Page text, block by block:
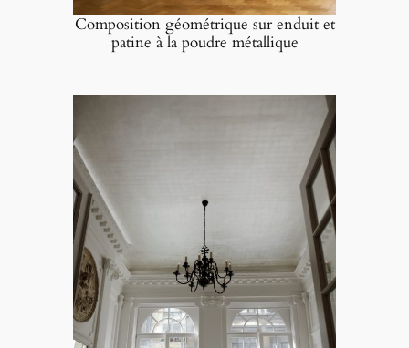
Composition géométrique sur enduit et
patine à la poudre métallique